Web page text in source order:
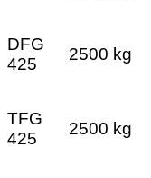
DFG
425
2500 kg
TFG
425
2500 kg